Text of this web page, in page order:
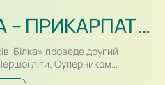
КУЛИКІВ-БІЛКА – ПРИКАРПАТТЯ-БЛАГО. ПРЕВ’Ю
Білка» проведе другий
ліги. Суперником
івано-франківське